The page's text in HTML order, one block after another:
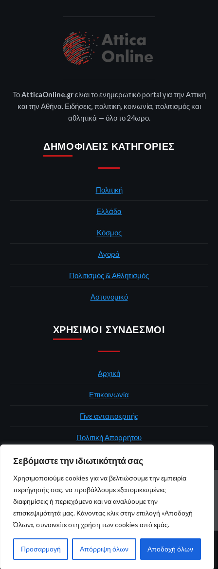
Σεβόμαστε την ιδιωτικότητά σας
Χρησιμοποιούμε cookies για να βελτιώσουμε την εμπειρία
περιήγησής σας, να προβάλλουμε εξατομικευμένες
διαφημίσεις ή περιεχόμενο και να αναλύουμε την
επισκεψιμότητά μας. Κάνοντας κλικ στην επιλογή «Αποδοχή
Όλων», συναινείτε στη χρήση των cookies από εμάς.
Προσαρμογή Απόρριψη όλων Αποδοχή όλων
ΤοAtticaOnline.grείναι το ενημερωτικό portal για την Αττική
και την Αθήνα. Ειδήσεις, πολιτική, κοινωνία, πολιτισμός και
αθλητικά — όλο το 24ωρο.
ΔΗΜΟΦΙΛΕΊΣ ΚΑΤΗΓΟΡΊΕΣ
Πολιτική
Ελλάδα
Κόσμος
Αγορά
Πολιτισμός & Αθλητισμός
Αστυνομικό
ΧΡΉΣΙΜΟΙ ΣΎΝΔΕΣΜΟΙ
Αρχική
Επικοινωνία
Γίνε ανταποκριτής
Πολιτική Απορρήτου
ΑΡΧΙΚΉ ΠΟΛΙΤΙΚΉ ΕΛΛΆΔΑ ΚΌΣΜΟΣ
ΕΠΙΚΟΙΝΩΝΊΑ
© 2026 atticaonline.gr · Με επιφύλαξη παντός δικαιώματος ·